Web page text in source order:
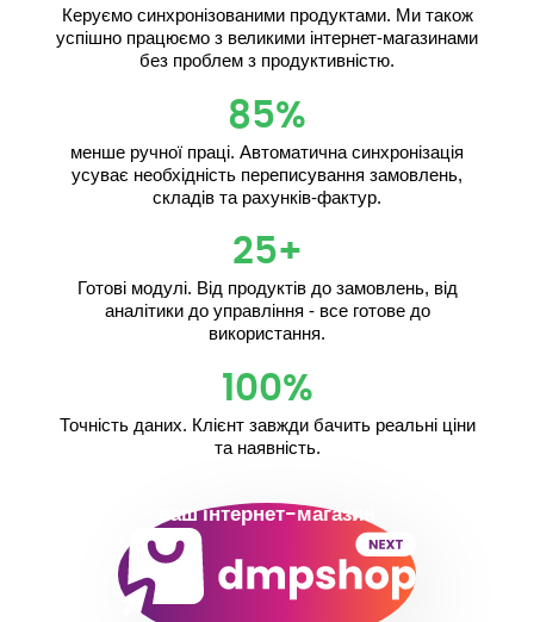
Керуємо синхронізованими продуктами. Ми також
успішно працюємо з великими інтернет-магазинами
без проблем з продуктивністю.
85%
менше ручної праці. Автоматична синхронізація
усуває необхідність переписування замовлень,
складів та рахунків-фактур.
25+
Готові модулі. Від продуктів до замовлень, від
аналітики до управління - все готове до
використання.
100%
Точність даних. Клієнт завжди бачить реальні ціни
та наявність.
ваш інтернет-магазин